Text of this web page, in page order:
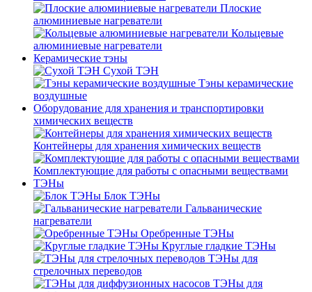
Плоские
алюминиевые нагреватели
Кольцевые
алюминиевые нагреватели
Керамические тэны
Сухой ТЭН
Тэны керамические
воздушные
Оборудование для хранения и транспортировки
химических веществ
Контейнеры для хранения химических веществ
Комплектующие для работы с опасными веществами
ТЭНы
Блок ТЭНы
Гальванические
нагреватели
Оребренные ТЭНы
Круглые гладкие ТЭНы
ТЭНы для
стрелочных переводов
ТЭНы для